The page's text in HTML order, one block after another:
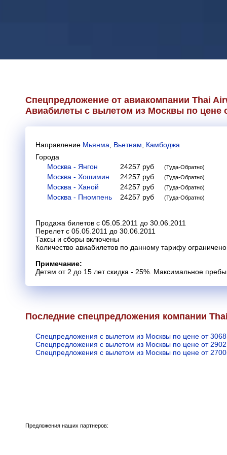
Спецпредложение от авиакомпании Thai
Авиабилеты с вылетом из Москвы по цене
Направление Мьянма Вьетнам
Камбоджа
Города
Москва - Янгон
24257 руб (Туда-Обратно)
Москва - Хошимин 24257 руб (Туда-Обратно)
Москва - Ханой 24257 руб (Туда-Обратно)
Москва - Пномпень 24257 руб (Туда-Обратно)
Продажа билетов с 05.05.2011 до 30.06.2011
Перелет с 05.05.2011 до 30.06.2011
Таксы и сборы включены
Количество авиабилетов по данному тарифу
Примечание:
Детям от 2 до 15 лет скидка - 25%. Максимальное
Последние спецпредложения компании
Спецпредложения с вылетом из Москвы по цене от
Спецпредложения с вылетом из Москвы по цене от
Спецпредложения с вылетом из Москвы по цене от
Предложения наших партнеров: